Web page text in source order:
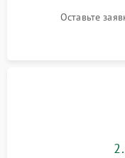
Оставьте